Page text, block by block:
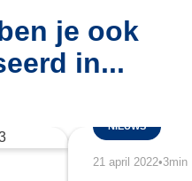
je ook
in...
NIEUWS
21 april 2022•3min